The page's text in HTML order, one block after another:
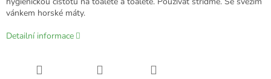
vánkem horské máty.
Detailní informace